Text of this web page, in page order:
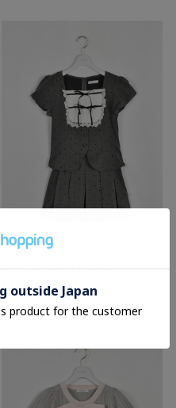
evelyn
ヨークフリルセットアップ
13,800円(税込)